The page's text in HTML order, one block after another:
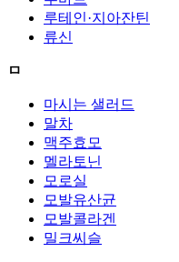
루테인·지아잔틴
류신
ㅁ
마시는 샐러드
말차
맥주효모
멜라토닌
모로실
모발유산균
모발콜라겐
밀크씨슬